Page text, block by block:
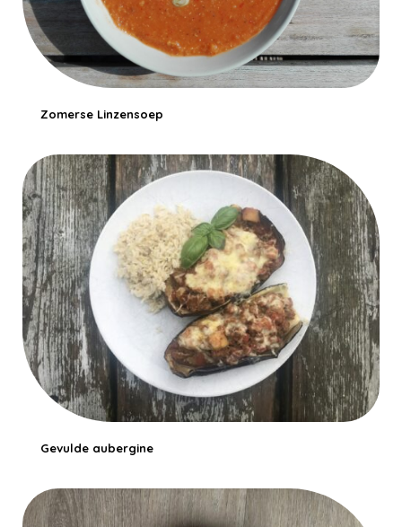
Zomerse Linzensoep
Gevulde aubergine